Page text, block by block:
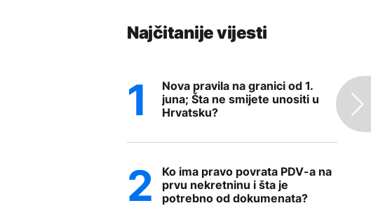
Najčitanije vijesti
Nova pravila na granici od 1.
juna; Šta ne smijete unositi u
Hrvatsku?
Ko ima pravo povrata PDV-a na
prvu nekretninu i šta je
potrebno od dokumenata?